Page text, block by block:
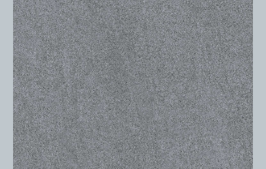
TIN SỰ KIỆN
TIN CHUYÊN MÔN
LIÊN HỆ - TƯ